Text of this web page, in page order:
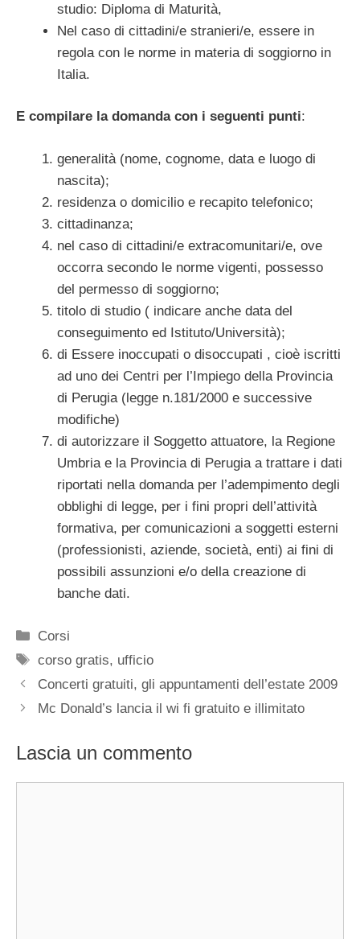
studio: Diploma di Maturità,
Nel caso di cittadini/e stranieri/e, essere in
regola con le norme in materia di soggiorno in
Italia.
E compilare la domanda con i seguenti punti:
generalità (nome, cognome, data e luogo di
nascita);
residenza o domicilio e recapito telefonico;
cittadinanza;
nel caso di cittadini/e extracomunitari/e, ove
occorra secondo le norme vigenti, possesso
del permesso di soggiorno;
titolo di studio ( indicare anche data del
conseguimento ed Istituto/Università);
di Essere inoccupati o disoccupati , cioè iscritti
ad uno dei Centri per l’Impiego della Provincia
di Perugia (legge n.181/2000 e successive
modifiche)
di autorizzare il Soggetto attuatore, la Regione
Umbria e la Provincia di Perugia a trattare i dati
riportati nella domanda per l’adempimento degli
obblighi di legge, per i fini propri dell’attività
formativa, per comunicazioni a soggetti esterni
(professionisti, aziende, società, enti) ai fini di
possibili assunzioni e/o della creazione di
banche dati.
Categorie
Corsi
Tag
corso gratis, ufficio
Concerti gratuiti, gli appuntamenti dell’estate 2009
Mc Donald’s lancia il wi fi gratuito e illimitato
Lascia un commento